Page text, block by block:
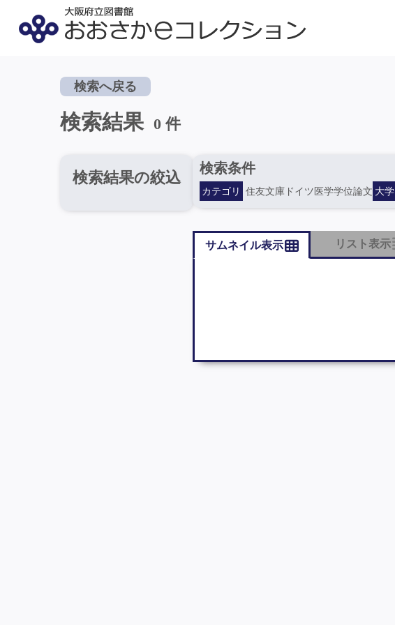
検索へ戻る
検索結果 0 件
検索結果の絞込
検索条件
カテゴリ 住友文庫ドイツ医学学位論文 大学
サムネイル表示 リスト表示